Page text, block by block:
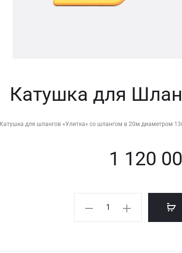
Катушка для
Катушка для шлангов «Улитка» со шлангом в 20м диаметром
1 120
Количество